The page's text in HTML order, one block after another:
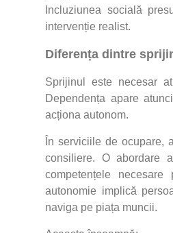
Incluziunea socială
intervenție realist.
Diferența dintre
Sprijinul este necesar
Dependența apare
acționa autonom.
În serviciile de ocupare,
consiliere. O abordare
competențele
autonomie implică
naviga pe piața muncii.